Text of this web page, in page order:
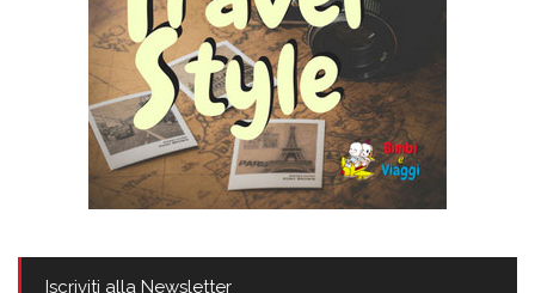
Iscriviti alla Newsletter